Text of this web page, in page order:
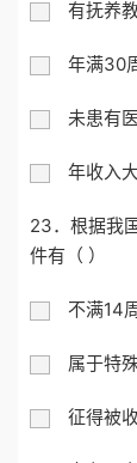
有抚养
年满30
未患有
年收入
23．根据我
件有（ ）
不满14
属于特
征得被